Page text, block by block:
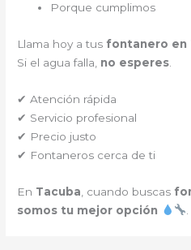
Porque cumplimos
Llama hoy a tus fontanero en
Si el agua falla, no esperes
✔ Atención rápida
✔ Servicio profesional
✔ Precio justo
✔ Fontaneros cerca de ti
En Tacuba , cuando buscas
somos tu mejor opción